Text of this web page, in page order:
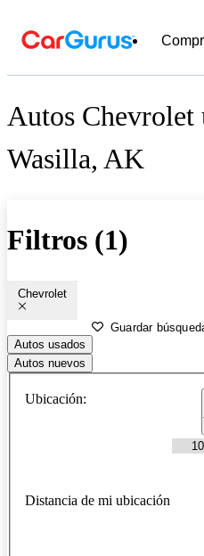
Autos Chevrolet
Wasilla, AK
Filtros (1)
Chevrolet
Guardar
Autos usados
Autos nuevos
Ubicación:
Distancia de mi ubicación